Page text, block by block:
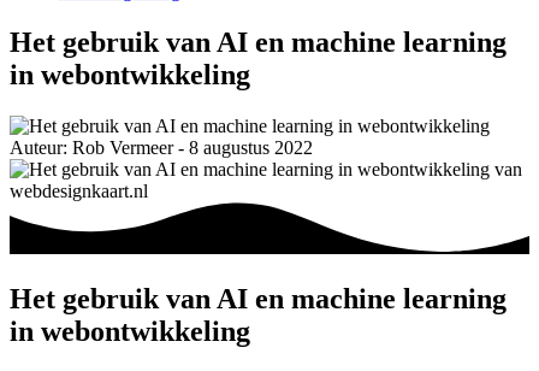
Het gebruik van AI en machine learning
in webontwikkeling
Auteur: Rob Vermeer - 8 augustus 2022
Het gebruik van AI en machine learning
in webontwikkeling